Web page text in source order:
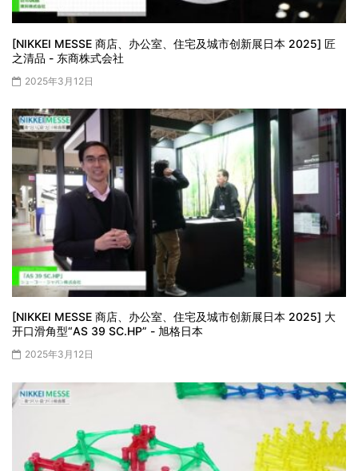
[NIKKEI MESSE 商店、办公室、住宅及城市创新展日本 2025] 匠
之清品 - 东商株式会社
2025年3月12日
[NIKKEI MESSE 商店、办公室、住宅及城市创新展日本 2025] 大
开口滑角型“AS 39 SC.HP” - 旭格日本
2025年3月12日